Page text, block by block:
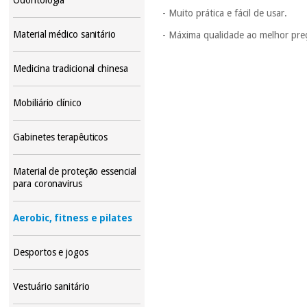
Material médico sanitário
Medicina tradicional chinesa
Mobiliário clínico
Gabinetes terapêuticos
Material de proteção essencial
para coronavirus
Aerobic, fitness e pilates
Desportos e jogos
Vestuário sanitário
- Muito prática e fácil de usar.
- Máxima qualidade ao melhor